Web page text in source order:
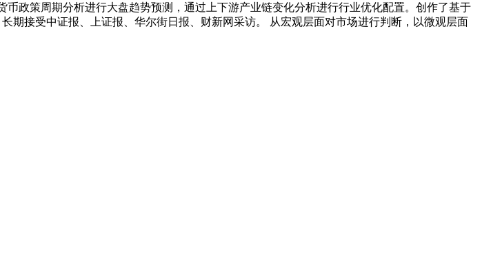
政策周期分析进行大盘趋势预测，通过上下游产业链变化分析进行行业优化配置。创作了基于
接受中证报、上证报、华尔街日报、财新网采访。 从宏观层面对市场进行判断，以微观层面